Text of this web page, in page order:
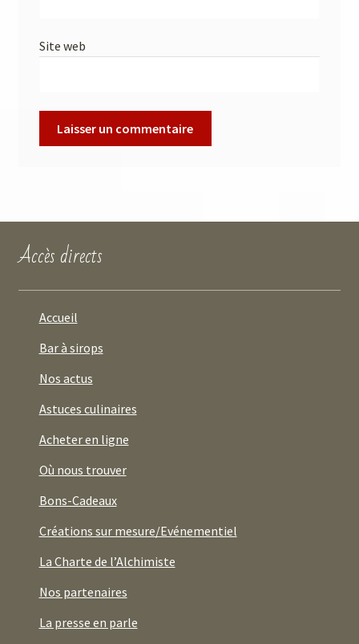
Site web
Accès directs
Accueil
Bar à sirops
Nos actus
Astuces culinaires
Acheter en ligne
Où nous trouver
Bons-Cadeaux
Créations sur mesure/Evénementiel
La Charte de l’Alchimiste
Nos partenaires
La presse en parle